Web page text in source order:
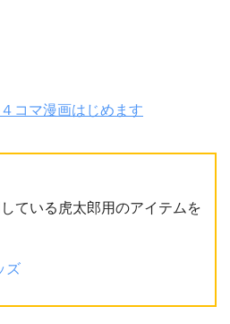
コマ漫画はじめます
ている虎太郎用のアイテムを
ズ